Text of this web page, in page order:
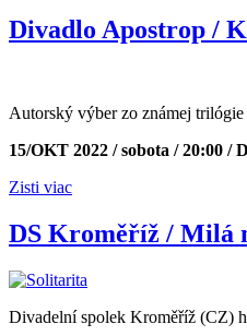
Divadlo Apostrop /
Autorský výber zo známej
15/OKT 2022 / sobota / 20:00 /
Zisti viac
DS Kroměříž / Milá
Divadelní spolek Kroměříž (CZ)